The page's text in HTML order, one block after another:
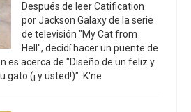
Después de leer Catification
por Jackson Galaxy de la serie
de televisión "My Cat from
Hell", decidí hacer un puente de
es acerca de "Diseño de un feliz y
gato (¡ y usted!)". K'ne